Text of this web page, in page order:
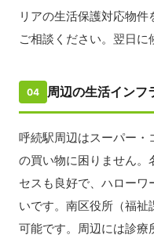
リアの生活保護対応物
ご相談ください。翌日に
04 周辺の生活インフ
呼続駅周辺はスーパー・
の買い物に困りません。
セスも良好で、ハロー
いです。南区役所（福祉
可能です。周辺には診療